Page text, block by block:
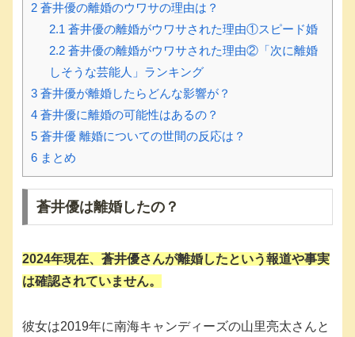
2 蒼井優の離婚のウワサの理由は？
2.1蒼井優の離婚がウワサされた理由①スピード婚
2.2蒼井優の離婚がウワサされた理由②「次に離婚
しそうな芸能人」ランキング
3 蒼井優が離婚したらどんな影響が？
4 蒼井優に離婚の可能性はあるの？
5 蒼井優 離婚についての世間の反応は？
6 まとめ
蒼井優は離婚したの？
2024年現在、蒼井優さんが離婚したという報道や事実
は確認されていません。
彼女は2019年に南海キャンディーズの山里亮太さんと